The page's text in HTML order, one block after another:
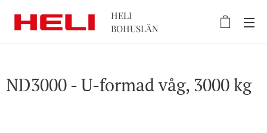
HELI
BOHUSLÄN
ND3000 - U-formad våg, 3000 kg